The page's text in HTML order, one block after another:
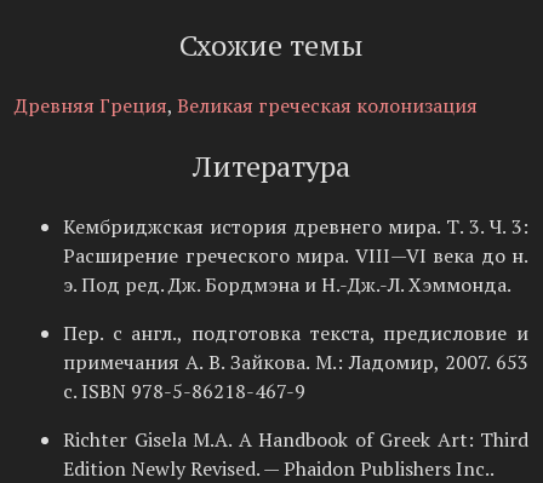
Схожие темы
Древняя Греция, Великая греческая колонизация
Литература
Кембриджская история древнего мира. Т. 3. Ч. 3:
Расширение греческого мира. VIII—VI века до н.
э. Под ред. Дж. Бордмэна и Н.-Дж.-Л. Хэммонда.
Пер. с англ., подготовка текста, предисловие и
примечания А. В. Зайкова. М.: Ладомир, 2007. 653
с. ISBN 978-5-86218-467-9
Richter Gisela M.A. A Handbook of Greek Art: Third
Edition Newly Revised. — Phaidon Publishers Inc..